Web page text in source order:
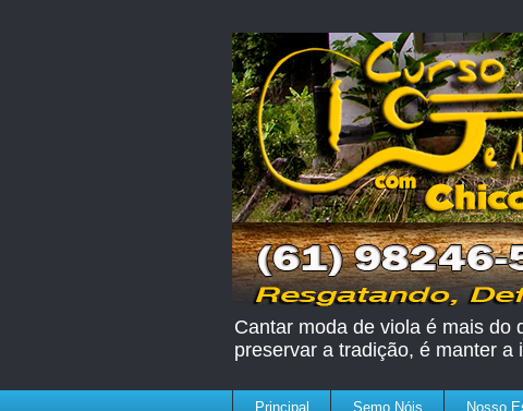
Cantar moda de viola é mais do
preservar a tradição, é manter
Principal Semo Nóis Nosso